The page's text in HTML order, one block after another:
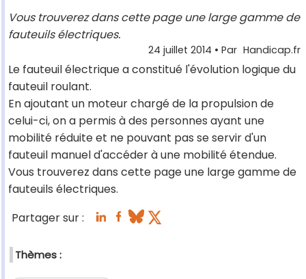
Vous trouverez dans cette page une large gamme de
fauteuils électriques.
24 juillet 2014 • Par Handicap.fr
Le fauteuil électrique a constitué l'évolution logique du
fauteuil roulant.
En ajoutant un moteur chargé de la propulsion de
celui-ci, on a permis à des personnes ayant une
mobilité réduite et ne pouvant pas se servir d'un
fauteuil manuel d'accéder à une mobilité étendue.
Vous trouverez dans cette page une large gamme de
fauteuils électriques.
Partager sur :
Thèmes :